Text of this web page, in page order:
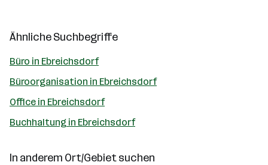
Ähnliche Suchbegriffe
Büro in Ebreichsdorf
Büroorganisation in Ebreichsdorf
Office in Ebreichsdorf
Buchhaltung in Ebreichsdorf
In anderem Ort/Gebiet suchen